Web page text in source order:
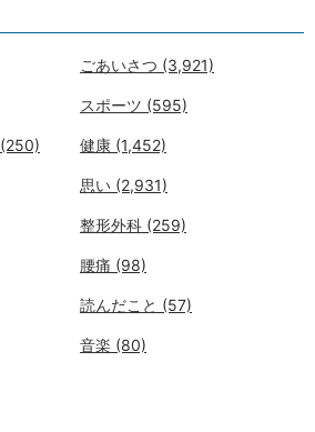
ごあいさつ (3,921)
スポーツ (595)
(250) 健康 (1,452)
思い (2,931)
整形外科 (259)
腰痛 (98)
読んだこと (57)
音楽 (80)